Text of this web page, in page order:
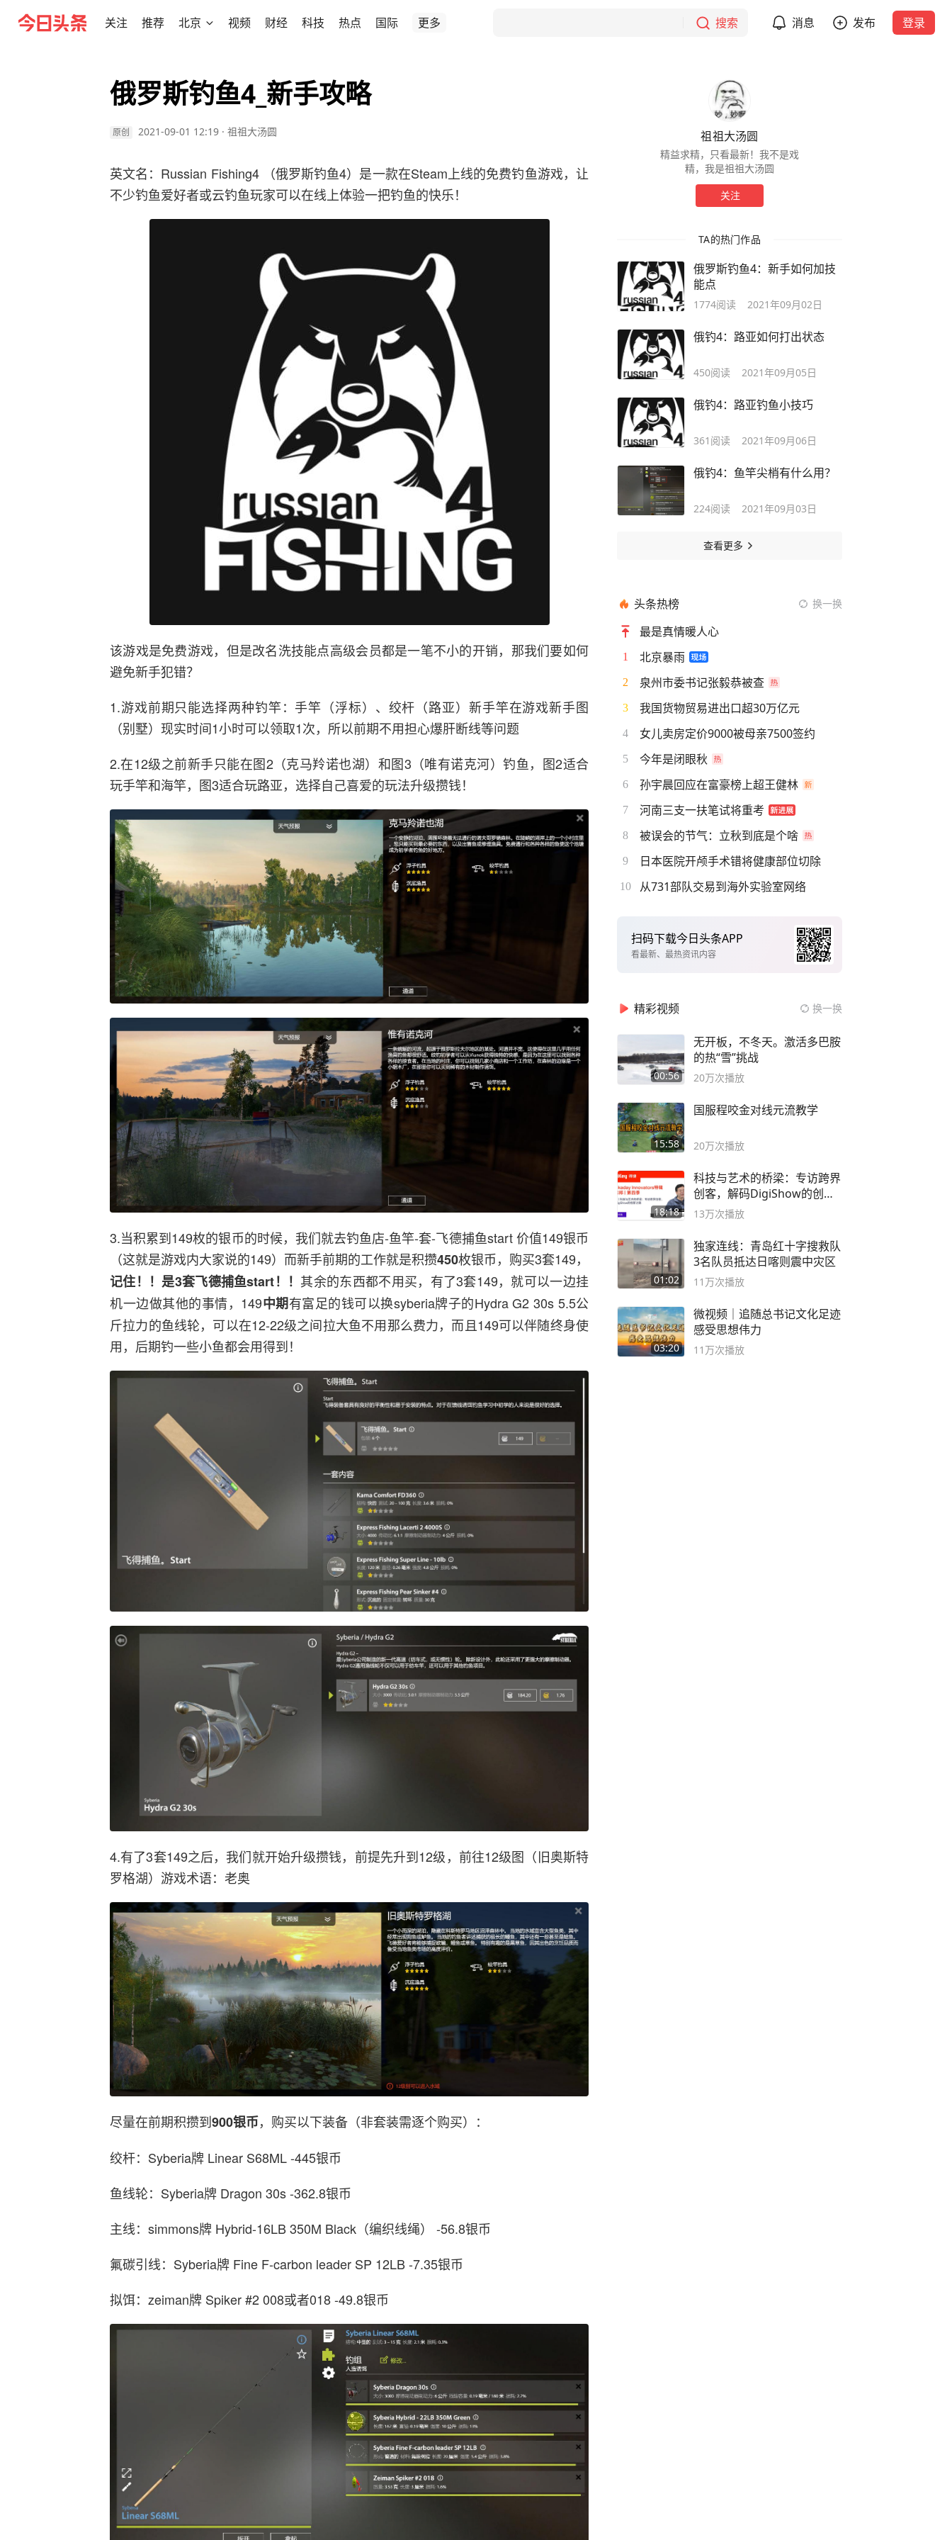
关注 推荐 北京 视频 财经 科技 热点 国际 更多 搜索 消息 发布 登录
俄罗斯钓鱼4_新手攻略
原创 2021-09-01 12:19 · 祖祖大汤圆
英文名：Russian Fishing4 （俄罗斯钓鱼4）是一款在Steam上线的免费钓鱼游戏，让
不少钓鱼爱好者或云钓鱼玩家可以在线上体验一把钓鱼的快乐！
该游戏是免费游戏，但是改名洗技能点高级会员都是一笔不小的开销，那我们要如何
避免新手犯错？
1.游戏前期只能选择两种钓竿：手竿（浮标）、绞杆（路亚）新手竿在游戏新手图
（别墅）现实时间1小时可以领取1次，所以前期不用担心爆肝断线等问题
2.在12级之前新手只能在图2（克马羚诺也湖）和图3（唯有诺克河）钓鱼，图2适合
玩手竿和海竿，图3适合玩路亚，选择自己喜爱的玩法升级攒钱！
3.当积累到149枚的银币的时候，我们就去钓鱼店-鱼竿-套-飞德捕鱼start 价值149银币
（这就是游戏内大家说的149）而新手前期的工作就是积攒450枚银币，购买3套149，
记住！！是3套飞德捕鱼start！！ 其余的东西都不用买，有了3套149，就可以一边挂
机一边做其他的事情，149中期有富足的钱可以换syberia牌子的Hydra G2 30s 5.5公
斤拉力的鱼线轮，可以在12-22级之间拉大鱼不用那么费力，而且149可以伴随终身使
用，后期钓一些小鱼都会用得到！
4.有了3套149之后，我们就开始升级攒钱，前提先升到12级，前往12级图（旧奥斯特
罗格湖）游戏术语：老奥
尽量在前期积攒到900银币，购买以下装备（非套装需逐个购买）：
绞杆：Syberia牌 Linear S68ML -445银币
鱼线轮：Syberia牌 Dragon 30s -362.8银币
主线：simmons牌 Hybrid-16LB 350M Black（编织线绳） -56.8银币
氟碳引线：Syberia牌 Fine F-carbon leader SP 12LB -7.35银币
拟饵：zeiman牌 Spiker #2 008或者018 -49.8银币
祖祖大汤圆
精益求精，只看最新！我不是戏
精，我是祖祖大汤圆
关注
TA的热门作品
俄罗斯钓鱼4：新手如何加技
能点
1774阅读 2021年09月02日
俄钓4：路亚如何打出状态
450阅读 2021年09月05日
俄钓4：路亚钓鱼小技巧
361 阅读 2021年09月06日
俄钓4：鱼竿尖梢有什么用？
224阅读 2021年09月03日
查看更多
头条热榜 换一换
最是真情暖人心
1 北京暴雨
2 泉州市委书记张毅恭被查
3 我国货物贸易进出口超30万亿元
4 女儿卖房定价9000被母亲7500签约
5 今年是闭眼秋
6 孙宇晨回应在富豪榜上超王健林
7 河南三支一扶笔试将重考
8 被误会的节气：立秋到底是个啥
9 日本医院开颅手术错将健康部位切除
10 从731部队交易到海外实验室网络
扫码下载今日头条APP
看最新、最热资讯内容
精彩视频 换一换
00:56
无开板，不冬天。激活多巴胺
的热“雪”挑战
20万次播放
15:58
国服程咬金对线元流教学
20万次播放
18:18
科技与艺术的桥梁：专访跨界
创客，解码DigiShow的创新
之路
13万次播放
01:02
独家连线：青岛红十字搜救队
3名队员抵达日喀则震中灾区
11万次播放
03:20
微视频｜追随总书记文化足迹
感受思想伟力
11万次播放